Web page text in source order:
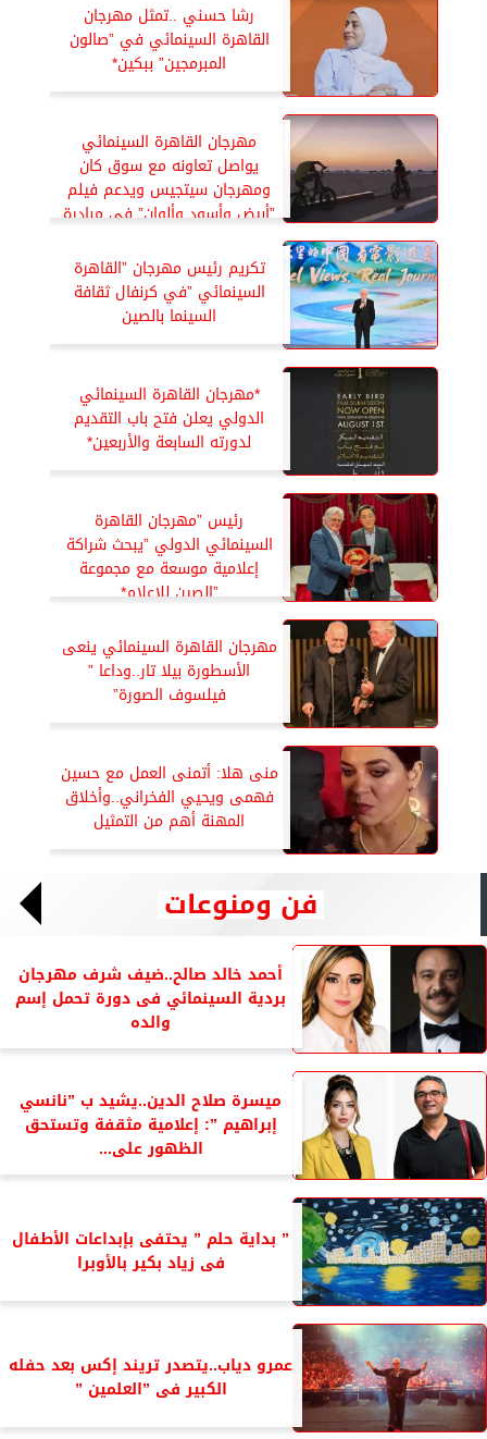
رشا حسني ..تمثل مهرجان
القاهرة السينمائي في ”صالون
المبرمجين” ببكين*
مهرجان القاهرة السينمائي
يواصل تعاونه مع سوق كان
ومهرجان سيتجيس ويدعم فيلم
”أبيض وأسود وألوان” في مبادرة
تكريم رئيس مهرجان ”القاهرة
السينمائي ”في كرنفال ثقافة
السينما بالصين
*مهرجان القاهرة السينمائي
الدولي يعلن فتح باب التقديم
لدورته السابعة والأربعين*
رئيس ”مهرجان القاهرة
السينمائي الدولي ”يبحث شراكة
إعلامية موسعة مع مجموعة
”الصين للإعلام*
مهرجان القاهرة السينمائي ينعى
الأسطورة بيلا تار..وداعا ”
فيلسوف الصورة”
منى هلا: أتمنى العمل مع حسين
فهمى ويحيي الفخراني..وأخلاق
المهنة أهم من التمثيل
فن ومنوعات
أحمد خالد صالح..ضيف شرف مهرجان
بردية السينمائي فى دورة تحمل إسم
والده
ميسرة صلاح الدين..يشيد ب ”نانسي
إبراهيم ”: إعلامية مثقفة وتستحق
الظهور على...
” بداية حلم ” يحتفى بإبداعات الأطفال
فى زياد بكير بالأوبرا
عمرو دياب..يتصدر تريند إكس بعد حفله
الكبير فى ”العلمين ”